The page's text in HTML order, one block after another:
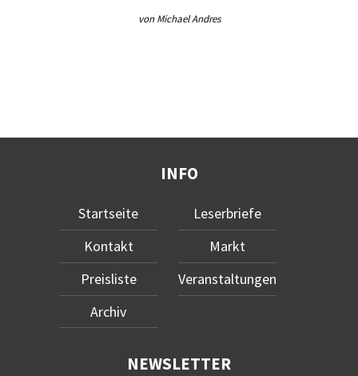
von Michael Andres
INFO
Startseite
Kontakt
Preisliste
Archiv
Leserbriefe
Markt
Veranstaltungen
NEWSLETTER